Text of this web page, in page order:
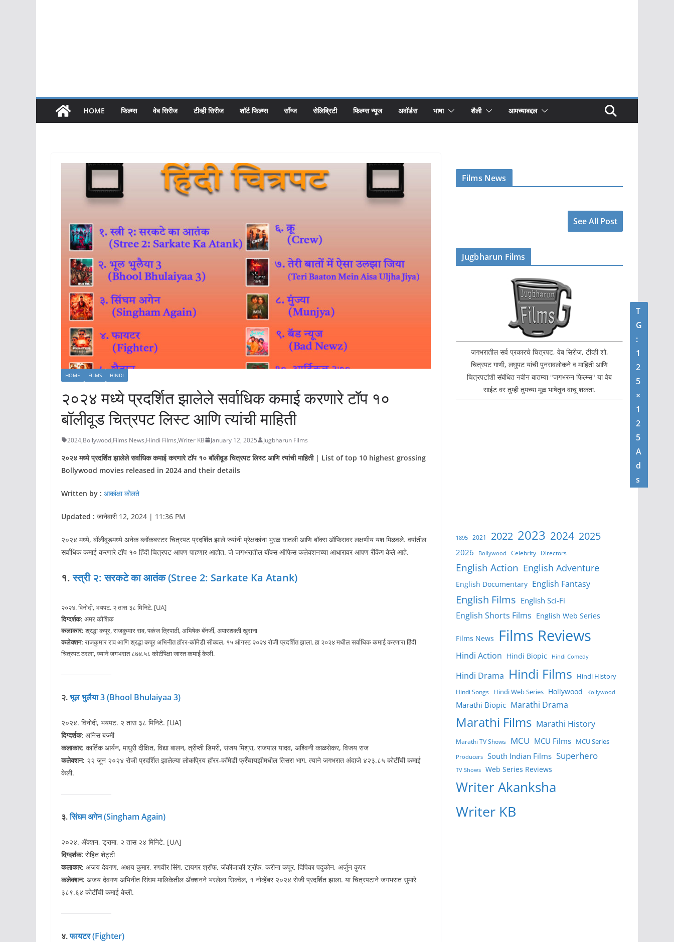
HOME फिल्म्स वेब सिरीज टीव्ही सिरीज शॉर्ट फिल्म्स सॉंग्ज सेलिब्रिटी फिल्म्स न्यूज अवॉर्डस भाषा शैली आमच्याबद्दल
HOME FILMS HINDI
२०२४ मध्ये प्रदर्शित झालेले सर्वाधिक कमाई करणारे टॉप १०
बॉलीवूड चित्रपट लिस्ट आणि त्यांची माहिती
2024,Bollywood,Films News,Hindi Films,Writer KB January 12, 2025 Jugbharun Films
२०२४ मध्ये प्रदर्शित झालेले सर्वाधिक कमाई करणारे टॉप १० बॉलीवूड चित्रपट लिस्ट आणि त्यांची माहिती | List of top 10 highest grossing
Bollywood movies released in 2024 and their details
Written by : आकांक्षा कोलते
Updated : जानेवारी 12, 2024 | 11:36 PM
२०२४ मध्ये, बॉलीवूडमध्ये अनेक ब्लॉकबस्टर चित्रपट प्रदर्शित झाले ज्यांनी प्रेक्षकांना भुरळ घातली आणि बॉक्स ऑफिसवर लक्षणीय यश मिळवले. वर्षातील
सर्वाधिक कमाई करणारे टॉप १० हिंदी चित्रपट आपण पाहणार आहोत. जे जगभरातील बॉक्स ऑफिस कलेक्शनच्या आधारावर आपण रँकिंग केले आहे.
१.स्त्री २: सरकटे का आतंक (Stree 2: Sarkate Ka Atank)
२०२४. विनोदी, भयपट. २ तास ३८ मिनिटे. [UA]
दिग्दर्शक: अमर कौशिक
कलाकार: श्रद्धा कपूर, राजकुमार राव, पकंज त्रिपाठी, अभिषेक बॅनर्जी, अपारशक्ती खुराना
कलेक्शन: राजकुमार राव आणि श्रद्धा कपूर अभिनीत हॉरर-कॉमेडी सीक्वल, १५ ऑगस्ट २०२४ रोजी प्रदर्शित झाला. हा २०२४ मधील सर्वाधिक कमाई करणारा हिंदी
चित्रपट ठरला, ज्याने जगभरात ८७४.५८ कोटींपेक्षा जास्त कमाई केली.
२.भूल भुलैया 3 (Bhool Bhulaiyaa 3)
२०२४. विनोदी, भयपट. २ तास ३८ मिनिटे. [UA]
दिग्दर्शक: अनिस बज्मी
कलाकार: कार्तिक आर्यन, माधुरी दीक्षित, विद्या बालन, त्रीप्ती डिमरी, संजय मिश्रा, राजपाल यादव, अश्विनी काळसेकर, विजय राज
कलेक्शन: २२ जून २०२४ रोजी प्रदर्शित झालेल्या लोकप्रिय हॉरर-कॉमेडी फ्रँचायझीमधील तिसरा भाग. त्याने जगभरात अंदाजे ४२३.८५ कोटींची कमाई
केली.
३.सिंघम अगेन (Singham Again)
२०२४. ॲक्शन, ड्रामा, २ तास २४ मिनिटे. [UA]
दिग्दर्शक: रोहित शेट्टी
कलाकार: अजय देवगण, अक्षय कुमार, रणवीर सिंग, टायगर श्रॉफ, जॅकीजाकी श्रॉफ, करीना कपूर, दिपिका पदुकोन, अर्जुन कुपर
कलेक्शन: अजय देवगण अभिनीत सिंघम मालिकेतील ॲक्शनने भरलेला सिक्वेल, १ नोव्हेंबर २०२४ रोजी प्रदर्शित झाला. या चित्रपटाने जगभरात सुमारे
३८९.६४ कोटींची कमाई केली.
४.फायटर (Fighter)
Films News
See All Post
Jugbharun Films
जगभरातील सर्व प्रकारचे चित्रपट, वेब सिरीज, टीव्ही शो,
चित्रपट गाणी, लघुपट यांची पुनरावलोकने व माहिती आणि
चित्रपटांशी संबंधित नवीन बातम्या "जगभरुन फिल्म्स" या वेब
साईट वर तुम्ही तुमच्या मूळ भाषेतून वाचू शकता.
T
G
:
1
2
5
×
1
2
5
A
d
s
1895 2021 2022 2023 2024 2025
2026 Bollywood Celebrity Directors
English Action English Adventure
English Documentary English Fantasy
English Films English Sci-Fi
English Shorts Films English Web Series
Films News Films Reviews
Hindi Action Hindi Biopic Hindi Comedy
Hindi Drama Hindi Films Hindi History
Hindi Songs Hindi Web Series Hollywood Kollywood
Marathi Biopic Marathi Drama
Marathi Films Marathi History
Marathi TV Shows MCU MCU Films MCU Series
Producers South Indian Films Superhero
TV Shows Web Series Reviews
Writer Akanksha
Writer KB